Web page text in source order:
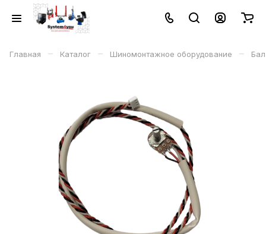
Главная – Каталог – Шиномонтажное оборудование –